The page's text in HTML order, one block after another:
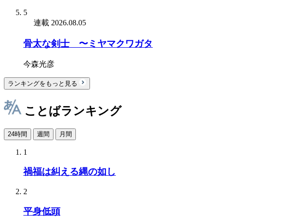
5
連載 2026.08.05
骨太な剣士 〜ミヤマクワガタ
今森光彦
ランキングをもっと見る
ことばランキング
24時間 週間 月間
1
禍福は糾える縄の如し
2
平身低頭